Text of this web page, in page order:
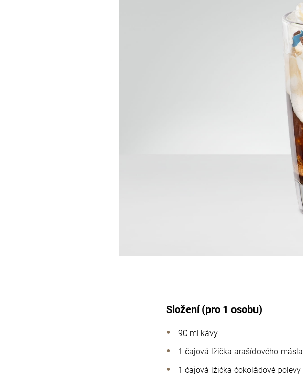
Složení (pro 1 osobu)
90 ml kávy
1 čajová lžička arašídového másla
1 čajová lžička čokoládové polevy